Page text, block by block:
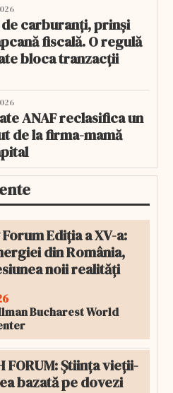
carburanți, prinși
fiscală. O regulă
bloca tranzacții
ANAF reclasifica un
de la firma-mamă
Ediția a XV-a:
din România,
noii realități
Bucharest World
FORUM: Știința vieții-
bazată pe dovezi